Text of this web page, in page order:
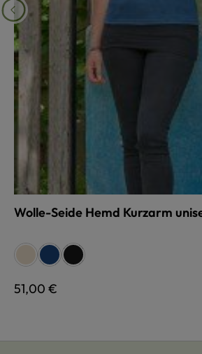
Wolle-Seide Hemd Kurzarm
Farbe auswählen
naturweißdunkelblau
schwarz
Regulärer Preis:
51,00 €